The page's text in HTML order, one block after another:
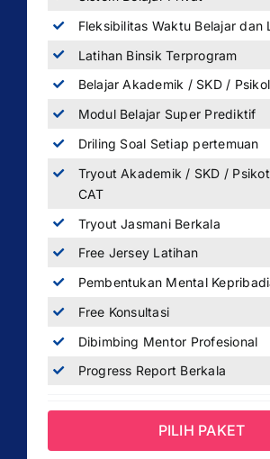
Fleksibilitas Waktu Belajar dan
Latihan Binsik Terprogram
Belajar Akademik / SKD /
Modul Belajar Super Prediktif
Driling Soal Setiap pertemuan
Tryout Akademik / SKD /
CAT
Tryout Jasmani Berkala
Free Jersey Latihan
Pembentukan Mental
Free Konsultasi
Dibimbing Mentor Profesional
Progress Report Berkala
PILIH PAKET